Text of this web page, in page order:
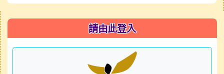
右邊區域內容 請由此登入